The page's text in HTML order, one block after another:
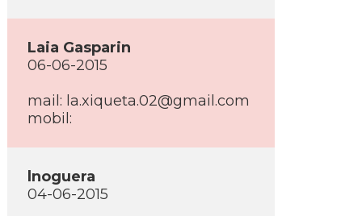
Laia Gasparin
06-06-2015
mail: la.xiqueta.02@gmail.com
mobil:
lnoguera
04-06-2015